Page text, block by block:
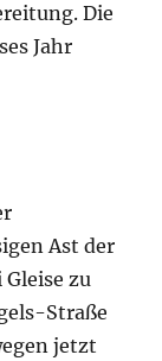
Die
Jahr
Ast der
zu
Straße
jetzt